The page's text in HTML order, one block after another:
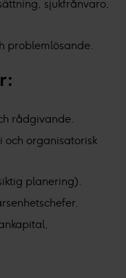
sjukfrånvaro,
problemlösande.
rådgivande.
och organisatorisk
planering).